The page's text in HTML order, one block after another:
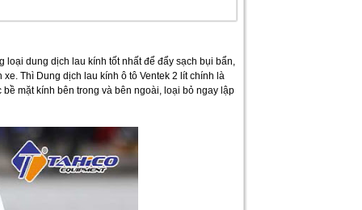
dung dịch lau kính tốt nhất để đẩy sạch bụi bẩn,
Thì Dung dịch lau kính ô tô Ventek 2 lít chính là
mặt kính bên trong và bên ngoài, loại bỏ ngay lập